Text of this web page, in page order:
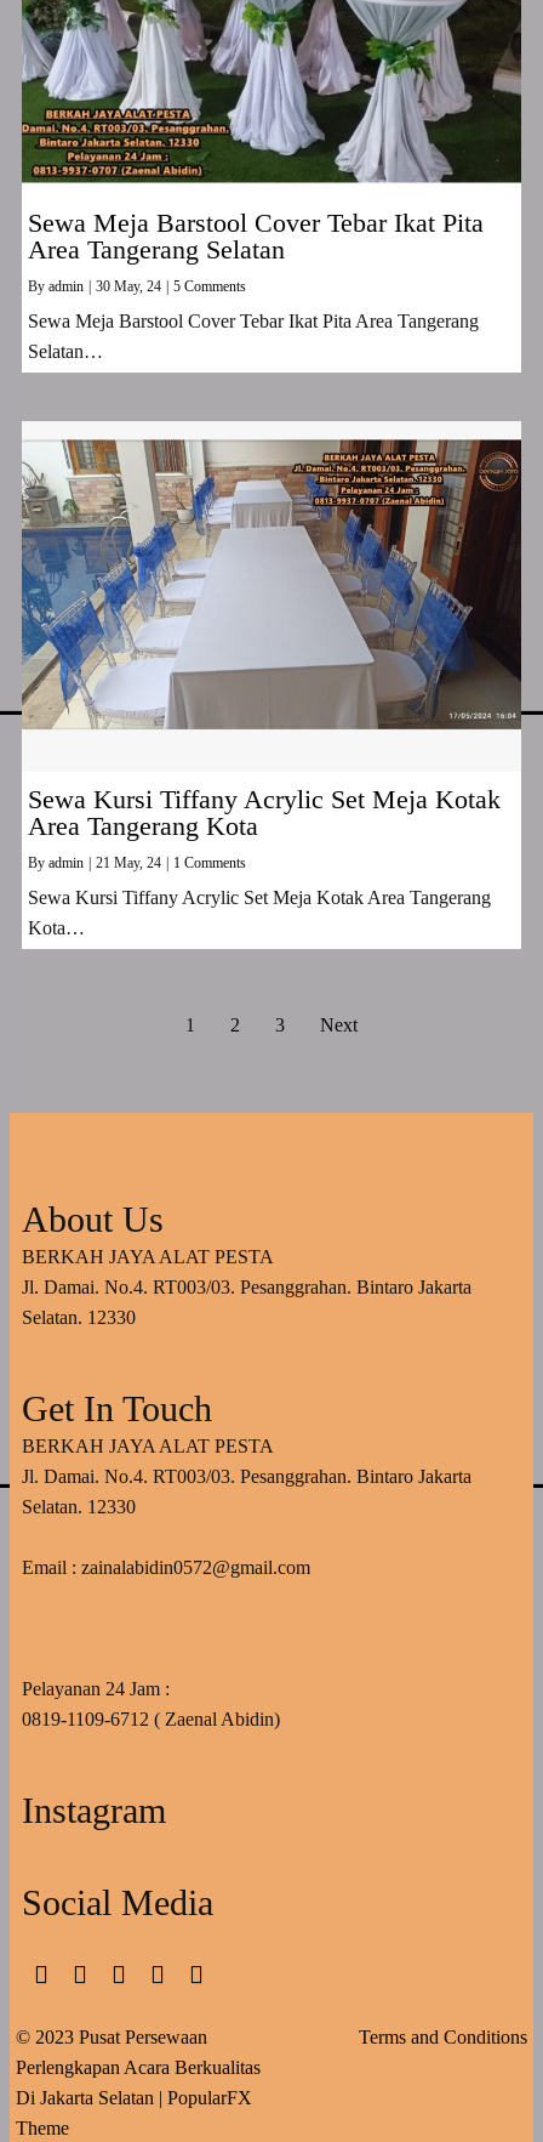
Sewa Meja Barstool Cover Tebar Ikat Pita
Area Tangerang Selatan
By admin 30 May, 24 5 Comments
Sewa Meja Barstool Cover Tebar Ikat Pita Area Tangerang
Selatan…
Sewa Kursi Tiffany Acrylic Set Meja Kotak
Area Tangerang Kota
By admin | 21 May, 24 | 1 Comments
Sewa Kursi Tiffany Acrylic Set Meja Kotak Area Tangerang
Kota…
1 2 3 Next
About Us
BERKAH JAYA ALAT PESTA
Jl. Damai. No.4. RT003/03. Pesanggrahan. Bintaro Jakarta
Selatan. 12330
Get In Touch
BERKAH JAYA ALAT PESTA
Jl. Damai. No.4. RT003/03. Pesanggrahan. Bintaro Jakarta
Selatan. 12330
Email : zainalabidin0572@gmail.com
Pelayanan 24 Jam :
0819-1109-6712 ( Zaenal Abidin)
Instagram
Social Media
© 2023 Pusat Persewaan
Perlengkapan Acara Berkualitas
Di Jakarta Selatan | PopularFX
Theme
Terms and Conditions